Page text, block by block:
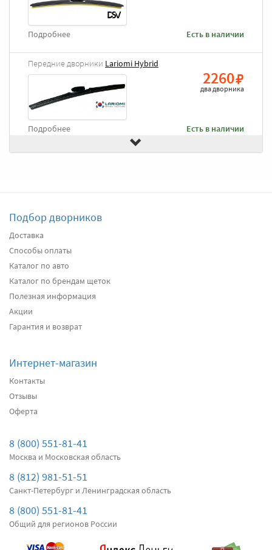
Есть в наличии
Подробнее
Передние дворники Lariomi Hybrid
2260
два дворника
Есть в наличии
Подробнее
Подробнее
Передние дворники
Подробнее
Подробнее
Передние дворники
Подробнее
Подбор дворников
Доставка
Способы оплаты
Каталог по авто
Каталог по брендам щеток
Полезная информация
Акции
Гарантия и возврат
Интернет-магазин
Контакты
Отзывы
Оферта
8 (800) 551-81-41
Москва и Московская область
8 (812) 981-51-51
Санкт-Петербург и Ленинградская область
8 (800) 551-81-41
Общий для регионов России